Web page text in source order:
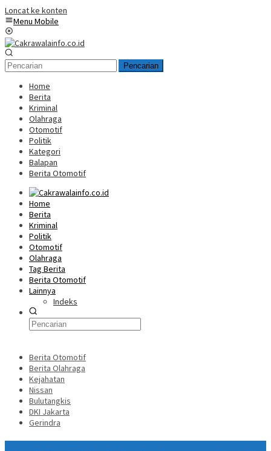
Loncat ke konten
Menu Mobile
Pencarian
Home
Berita
Kriminal
Olahraga
Otomotif
Politik
Kategori
Balapan
Berita Otomotif
Home
Berita
Kriminal
Politik
Otomotif
Olahraga
Tag Berita
Berita Otomotif
Lainnya
Indeks
Berita Otomotif
Berita Olahraga
Kejahatan
Nissan
Bulutangkis
DKI Jakarta
Gerindra